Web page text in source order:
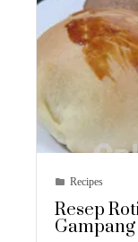
Recipes
Resep